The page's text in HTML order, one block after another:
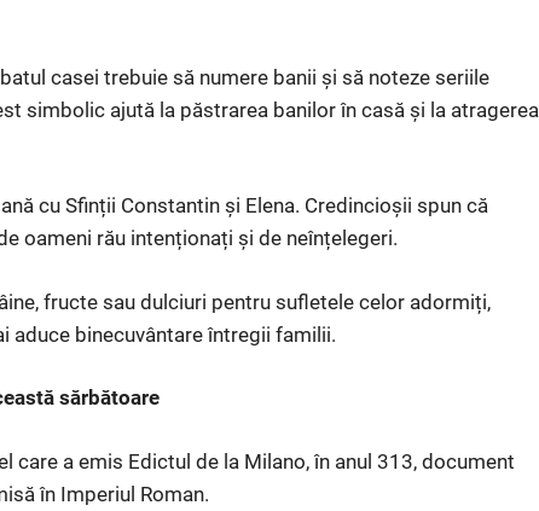
casei trebuie să numere banii și să noteze seriile
simbolic ajută la păstrarea banilor în casă și la atragerea
cu Sfinții Constantin și Elena. Credincioșii spun că
oameni rău intenționați și de neînțelegeri.
fructe sau dulciuri pentru sufletele celor adormiți,
aduce binecuvântare întregii familii.
sărbătoare
a emis Edictul de la Milano, în anul 313, document
în Imperiul Roman.